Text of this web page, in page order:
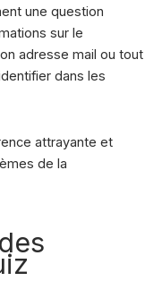
une question
sur le
adresse mail ou tout
dans les
attrayante et
de la